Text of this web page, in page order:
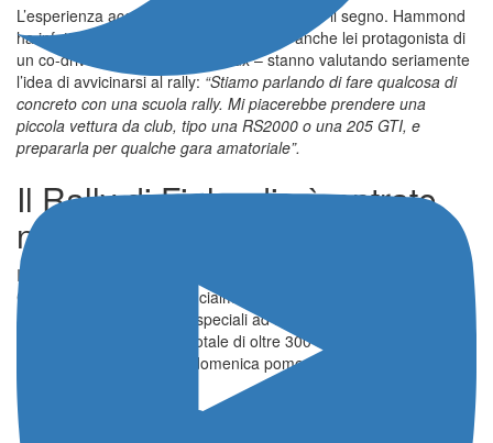
L’esperienza accanto a McErlean ha lasciato il segno. Hammond
ha infatti svelato che lui e la figlia Izzy – anche lei protagonista di
un co-drive con Adrien Fourmaux – stanno valutando seriamente
l’idea di avvicinarsi al rally: “Stiamo parlando di fare qualcosa di
concreto con una scuola rally. Mi piacerebbe prendere una
piccola vettura da club, tipo una RS2000 o una 205 GTI, e
prepararla per qualche gara amatoriale”.
Il Rally di Finlandia è entrato
nel vivo
Il Secto Rally Finlandia, nona prova del FIA World Rally
Championship 2025, è ufficialmente iniziato. I concorrenti
affronteranno venti prove speciali ad alta velocità, immerse nei
boschi finlandesi, per un totale di oltre 300 chilometri cronometrati
prima dell’arrivo previsto domenica pomeriggio.
Leggi anche: la Yaris H2 al